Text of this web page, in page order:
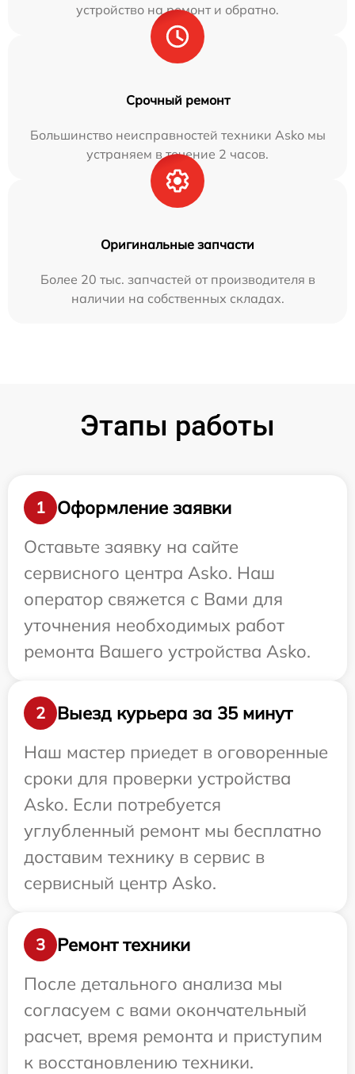
устройство на ремонт и обратно.
Срочный ремонт
Большинство неисправностей техники Asko мы
устраняем в течение 2 часов.
Оригинальные запчасти
Более 20 тыс. запчастей от производителя в
наличии на собственных складах.
Этапы работы
1
Оформление заявки
Оставьте заявку на сайте
сервисного центра Asko. Наш
оператор свяжется с Вами для
уточнения необходимых работ
ремонта Вашего устройства Asko.
2
Выезд курьера за 35 минут
Наш мастер приедет в оговоренные
сроки для проверки устройства
Asko. Если потребуется
углубленный ремонт мы бесплатно
доставим технику в сервис в
сервисный центр Asko.
3
Ремонт техники
После детального анализа мы
согласуем с вами окончательный
расчет, время ремонта и приступим
к восстановлению техники.